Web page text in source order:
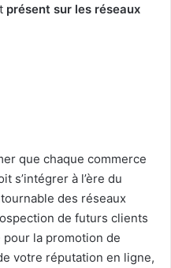
présent sur les réseaux
que chaque commerce
s’intégrer à l’ère du
des réseaux
de futurs clients
la promotion de
votre réputation en ligne,